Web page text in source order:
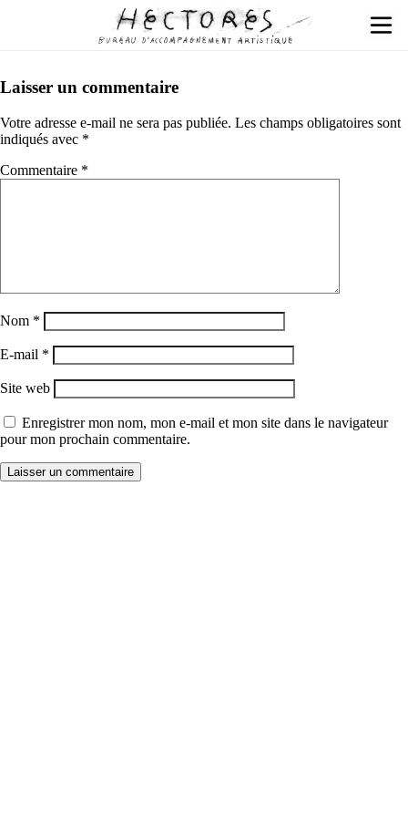
Laisser un commentaire
Votre adresse e-mail ne sera pas publiée. Les champs obligatoires sont
indiqués avec *
Commentaire *
Nom *
E-mail *
Site web
Enregistrer mon nom, mon e-mail et mon site dans le navigateur
pour mon prochain commentaire.